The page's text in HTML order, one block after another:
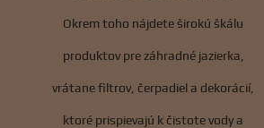
Okrem toho nájdete širokú škálu
produktov pre záhradné jazierka,
vrátane filtrov, čerpadiel a dekorácií,
ktoré prispievajú k čistote vody a